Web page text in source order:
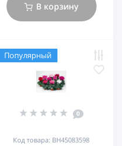
В корзину
Популярный
0
Код товара: BH45083598